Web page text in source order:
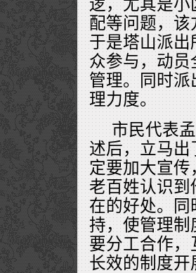
逻，尤其是
配等问题，
于是塔山派
众参与，动
管理。同时
理力度。
市民代表
述后，立马
定要加大宣
老百姓认识
在的好处。
持，使管理制
要分工合作
长效的制度开